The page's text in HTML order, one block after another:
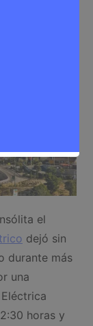
el
dejó sin
durante más
una
horas y